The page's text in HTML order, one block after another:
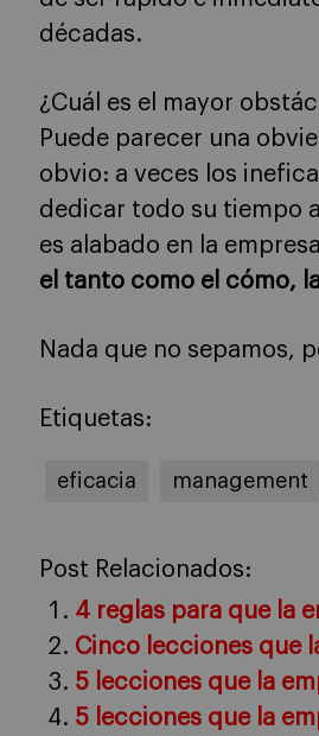
décadas.
¿Cuál es el mayor
Puede parecer una
obvio: a veces los
dedicar todo su tiempo
es alabado en la
el tanto como el cómo,
Nada que no sepamos,
Etiquetas:
eficacia management
Post Relacionados:
4 reglas para que la
Cinco lecciones que
5 lecciones que la
5 lecciones que la